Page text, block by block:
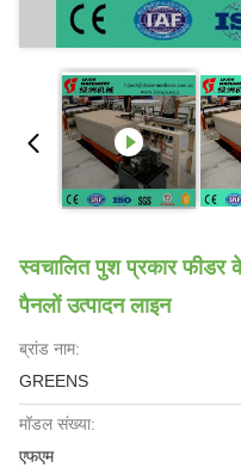
स्वचालित पुश प्रकार फीडर
पैनलों उत्पादन लाइन
ब्रांड नाम:
GREENS
मॉडल संख्या:
एफएम